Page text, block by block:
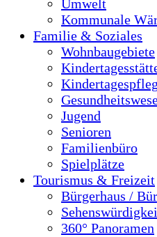
Umwelt
Kommunale
Familie & Soziales
Wohnbaugebiete
Jugend
Senioren
Familienbüro
Spielplätze
Tourismus & Freizeit
Bürgerhaus /
360° Panoramen